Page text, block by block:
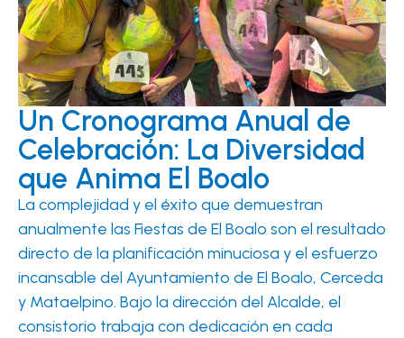
Un Cronograma Anual de
Celebración: La Diversidad
que Anima El Boalo
La complejidad y el éxito que demuestran
anualmente las Fiestas de El Boalo son el resultado
directo de la planificación minuciosa y el esfuerzo
incansable del Ayuntamiento de El Boalo, Cerceda
y Mataelpino. Bajo la dirección del Alcalde, el
consistorio trabaja con dedicación en cada